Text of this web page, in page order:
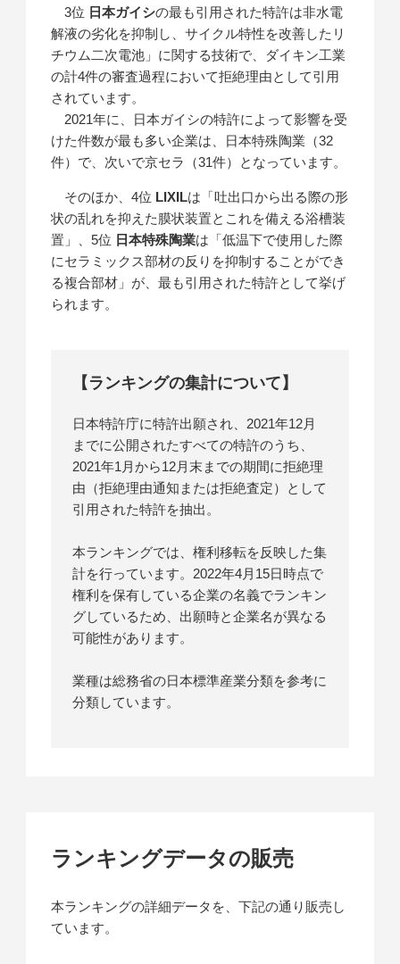
3位 日本ガイシの最も引用された特許は非水電
解液の劣化を抑制し、サイクル特性を改善したリ
チウム二次電池」に関する技術で、ダイキン工業
の計4件の審査過程において拒絶理由として引用
されています。
2021年に、日本ガイシの特許によって影響を受
けた件数が最も多い企業は、日本特殊陶業（32
件）で、次いで京セラ（31件）となっています。
そのほか、4位 LIXILは「吐出口から出る際の形
状の乱れを抑えた膜状装置とこれを備える浴槽装
置」、5位 日本特殊陶業は「低温下で使用した際
にセラミックス部材の反りを抑制することができ
る複合部材」が、最も引用された特許として挙げ
られます。
【ランキングの集計について】
日本特許庁に特許出願され、2021年12月
までに公開されたすべての特許のうち、
2021年1月から12月末までの期間に拒絶理
由（拒絶理由通知または拒絶査定）として
引用された特許を抽出。
本ランキングでは、権利移転を反映した集
計を行っています。2022年4月15日時点で
権利を保有している企業の名義でランキン
グしているため、出願時と企業名が異なる
可能性があります。
業種は総務省の日本標準産業分類を参考に
分類しています。
ランキングデータの販売
本ランキングの詳細データを、下記の通り販売し
ています。